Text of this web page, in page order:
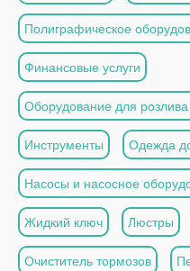
Полиграфическое
Финансовые услуги
Оборудование для розлива
Инструменты Одежда
Насосы и насосное
Жидкий ключ Люстры
Очиститель тормозов